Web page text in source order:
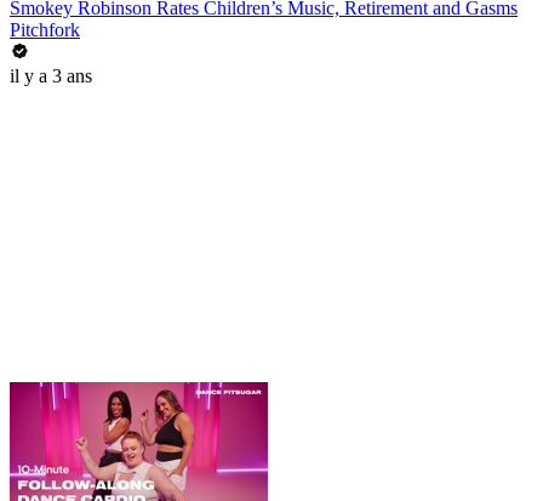
Smokey Robinson Rates Children’s Music, Retirement and Gasms
Pitchfork
il y a 3 ans